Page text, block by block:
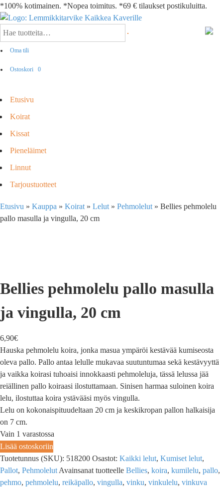
*100% kotimainen. *Nopea toimitus. *69 € tilaukset postikuluitta.
Oma tili
Ostoskori 0
Etusivu
Koirat
Kissat
Pieneläimet
Linnut
Tarjoustuotteet
Etusivu » Kauppa » Koirat » Lelut » Pehmolelut » Bellies pehmolelu
pallo masulla ja vingulla, 20 cm
Bellies pehmolelu pallo masulla
ja vingulla, 20 cm
6,90€
Hauska pehmolelu koira, jonka masua ympäröi kestävää kumiseosta
oleva pallo. Pallo antaa lelulle mukavaa suutuntumaa sekä kestävyyttä
ja vaikka koirasi tuhoaisi innokkaasti pehmoleluja, tässä lelussa jää
reiällinen pallo koiraasi ilostuttamaan. Sinisen harmaa suloinen koira
lelu, ilostuttaa koira ystävääsi myös vingulla.
Lelu on kokonaispituudeltaan 20 cm ja keskikropan pallon halkaisija
on 7 cm.
Vain 1 varastossa
Lisää ostoskoriin
Tuotetunnus (SKU): 518200 Osastot: Kaikki lelut, Kumiset lelut,
Pallot, Pehmolelut Avainsanat tuotteelle Bellies, koira, kumilelu, pallo,
pehmo, pehmolelu, reikäpallo, vingulla, vinku, vinkulelu, vinkuva